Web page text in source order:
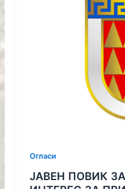
Огласи
ЈАВЕН ПОВИК